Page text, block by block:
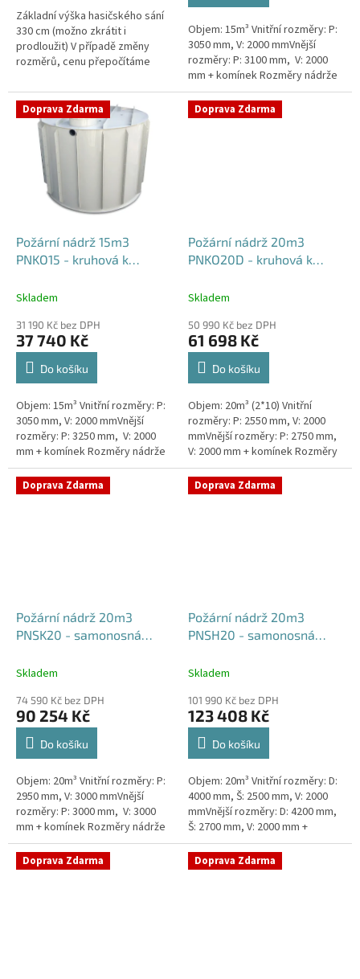
hvězdiček.
Základní výška hasičského sání
330 cm (možno zkrátit i
prodloužit) V případě změny
rozměrů, cenu přepočítáme
Objem: 15m³ Vnitřní rozměry: P:
3050 mm, V: 2000 mmVnější
rozměry: P: 3100 mm, V: 2000
mm + komínek Rozměry nádrže
možno jakkoliv upravit -
vyrobíme nádrž na míru!Nádrž...
Doprava Zdarma
Požární nádrž 15m3
PNKO15 - kruhová k
Skladem
31 190 Kč bez DPH
37 740 Kč
Do košíku
Objem: 15m³ Vnitřní rozměry: P:
3050 mm, V: 2000 mmVnější
rozměry: P: 3250 mm, V: 2000
mm + komínek Rozměry nádrže
možno jakkoliv upravit -
vyrobíme nádrž na míru!Nádrž...
Doprava Zdarma
Požární nádrž 20m3
PNKO20D - kruhová k
Skladem
50 990 Kč bez DPH
61 698 Kč
Do košíku
Objem: 20m³ (2*10) Vnitřní
rozměry: P: 2550 mm, V: 2000
mmVnější rozměry: P: 2750 mm,
V: 2000 mm + komínek Rozměry
nádrže možno jakkoliv upravit -
vyrobíme nádrž na...
Doprava Zdarma
Požární nádrž 20m3
PNSK20 - samonosná
Skladem
74 590 Kč bez DPH
90 254 Kč
Do košíku
Objem: 20m³ Vnitřní rozměry: P:
2950 mm, V: 3000 mmVnější
rozměry: P: 3000 mm, V: 3000
mm + komínek Rozměry nádrže
možno jakkoliv upravit -
vyrobíme nádrž na míru!Nádrž...
Doprava Zdarma
Požární nádrž 20m3
PNSH20 - samonosná
Skladem
101 990 Kč bez DPH
123 408 Kč
Do košíku
Objem: 20m³ Vnitřní rozměry: D:
4000 mm, Š: 2500 mm, V: 2000
mmVnější rozměry: D: 4200 mm,
Š: 2700 mm, V: 2000 mm +
komínek Běžná doba dodání 2-3
týdny od objednávky. Rozměry...
Doprava Zdarma Doprava Zdarma